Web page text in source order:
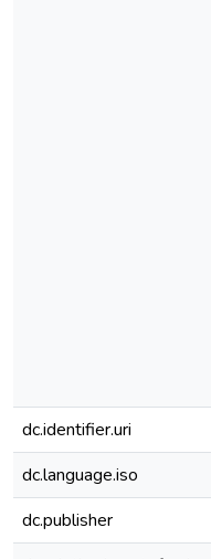
dc.identifier.uri
dc.language.iso
dc.publisher